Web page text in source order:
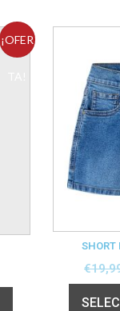
¡OFER
SHORT
€